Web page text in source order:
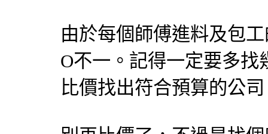
由於每個師傅進料及包
O不一。記得一定要多
比價找出符合預算的公